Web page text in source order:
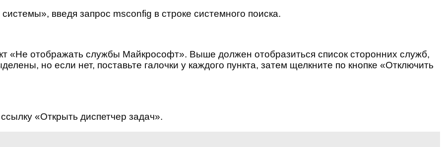
введя запрос msconfig в строке системного поиска.
«Не отображать службы Майкрософт». Выше должен отобразиться список сторонних служб,
но если нет, поставьте галочки у каждого пункта, затем щелкните по кнопке «Отключить
«Открыть диспетчер задач».